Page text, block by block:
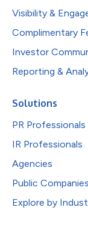
Visibility &
Complimentary
Investor
Reporting &
Solutions
PR Professionals
IR Professionals
Agencies
Public Companies
Explore by